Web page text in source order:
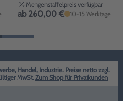
Mengenstaffelpreis verfügbar
ab 260,00 € 10-15 Werktage
Handel, Industrie. Preise netto zzgl.
MwSt. Zum Shop für Privatkunden